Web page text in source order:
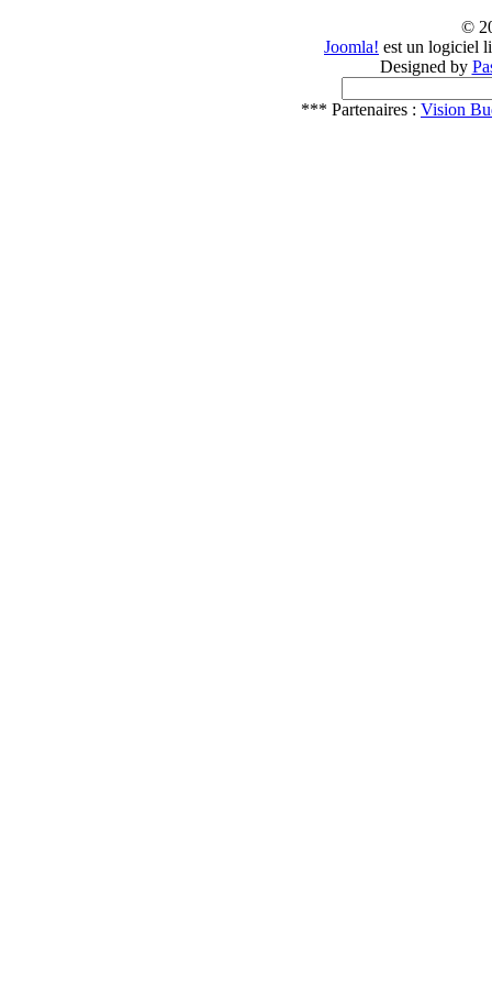
©
Joomla! est un logiciel
Designed by
*** Partenaires : Vision